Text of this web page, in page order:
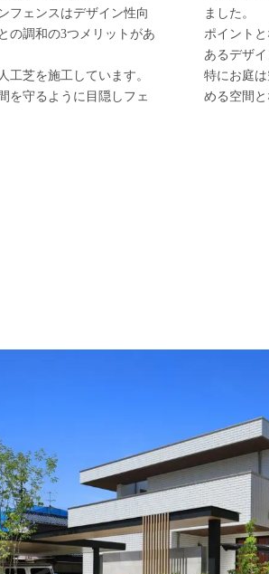
フェンスはデザイン性向
の調和の3つメリットがあ
工芝を施工しています。
を守るように目隠しフェ
ました。
ポイント
あるデザイ
特にお庭
める空間と